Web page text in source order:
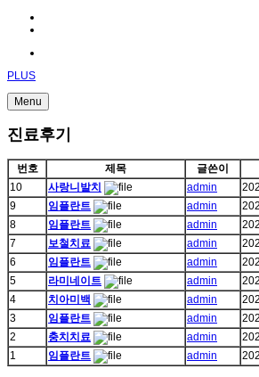
PLUS
Menu
진료후기
번호 제목 글쓴이
10
사랑니발치 admin
9
임플란트 admin
8
임플란트 admin
7
보철치료 admin
6
임플란트 admin
5
라미네이트 admin
4
치아미백 admin
3
임플란트 admin
2
충치치료 admin
1
임플란트 admin